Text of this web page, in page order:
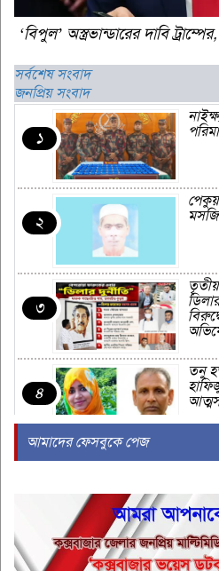
‘বিপুল’ অস্ত্রভান্ডারের দাবি
সর্বশেষ সংবাদ
জনপ্রিয় সংবাদ
১
২
৩
তৃতীয়
৪
তনু
৬
তথ্য
আমাদের ফেসবুকে পেজ